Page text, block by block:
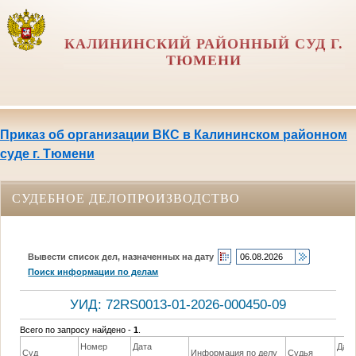
КАЛИНИНСКИЙ РАЙОННЫЙ СУД Г.
ТЮМЕНИ
Приказ об организации ВКС в Калининском районном
суде г. Тюмени
СУДЕБНОЕ ДЕЛОПРОИЗВОДСТВО
Вывести список дел, назначенных на дату
Поиск информации по делам
УИД: 72RS0013-01-2026-000450-09
Всего по запросу найдено -1
Суд
Номер
Дата
Информация по делу Судья
Дата